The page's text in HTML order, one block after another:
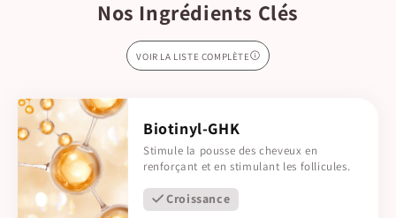
Nos Ingrédients Clés
VOIR LA LISTE COMPLÈTE
Biotinyl-GHK
Stimule la pousse des cheveux en
renforçant et en stimulant les follicules.
Croissance